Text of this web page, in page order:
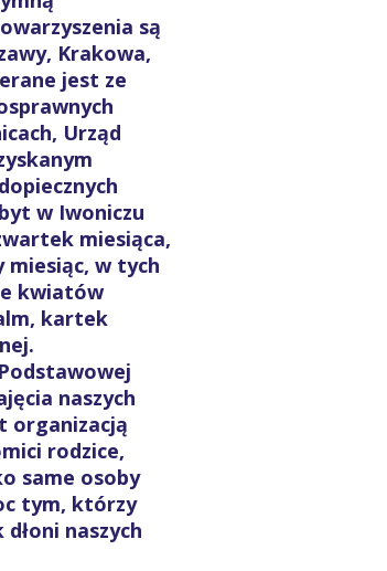
są
Krakowa,
jest ze
Urząd
w Iwoniczu
miesiąca,
miesiąc, w tych
kwiatów
kartek
naszych
organizacją
rodzice,
same osoby
tym, którzy
naszych